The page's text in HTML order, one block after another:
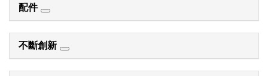
配件
不斷創新